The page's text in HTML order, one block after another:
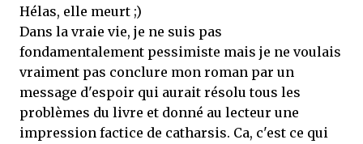
Hélas, elle meurt ;)
Dans la vraie vie, je ne suis pas
fondamentalement pessimiste mais je ne voulais
vraiment pas conclure mon roman par un
message d'espoir qui aurait résolu tous les
problèmes du livre et donné au lecteur une
impression factice de catharsis. Ca, c'est ce qui